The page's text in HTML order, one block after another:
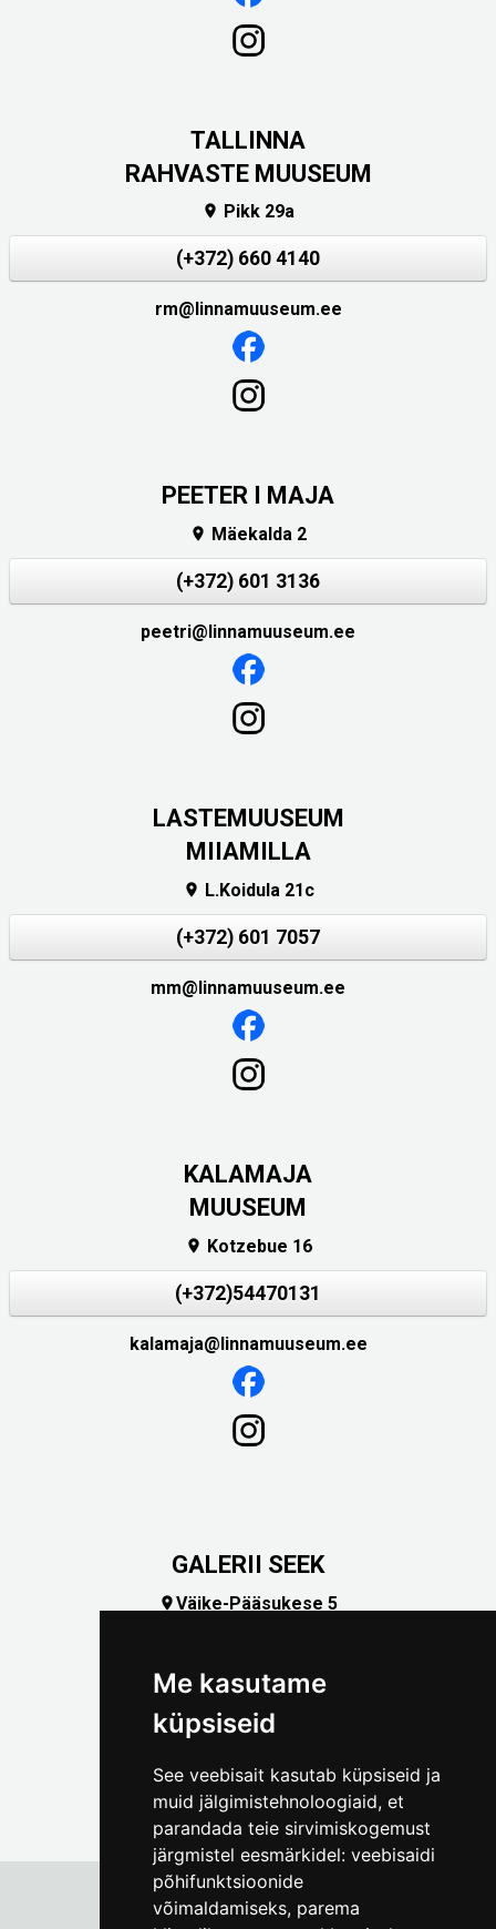
Me kasutame
küpsiseid
See veebisait kasutab küpsiseid ja
muid jälgimistehnoloogiaid, et
parandada teie sirvimiskogemust
järgmistel eesmärkidel: veebisaidi
põhifunktsioonide
võimaldamiseks, parema
TALLINNA
RAHVASTE MUUSEUM
 Pikk 29a
(+372) 660 4140
rm@linnamuuseum.ee
PEETER I MAJA
 Mäekalda 2
(+372) 601 3136
peetri@linnamuuseum.ee
LASTEMUUSEUM
MIIAMILLA
 L.Koidula 21c
(+372) 601 7057
mm@linnamuuseum.ee
KALAMAJA
MUUSEUM
 Kotzebue 16
(+372)54470131
kalamaja@linnamuuseum.ee
GALERII SEEK
Väike-Pääsukese 5